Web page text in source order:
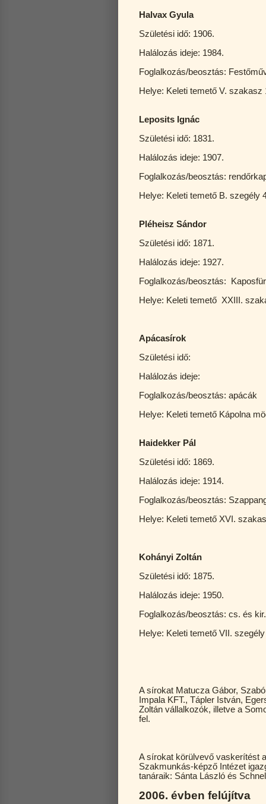
Halvax Gyula
Születési idő: 1906.
Halálozás ideje: 1984.
Foglalkozás/beosztás:
Helye: Keleti temető V. szakasz
Leposits Ignác
Születési idő: 1831.
Halálozás ideje: 1907.
Foglalkozás/beosztás:
Helye: Keleti temető B.
Pléheisz Sándor
Születési idő: 1871.
Halálozás ideje: 1927.
Foglalkozás/beosztás:
Helye: Keleti temető XXIII.
Apácasírok
Születési idő:
Halálozás ideje:
Foglalkozás/beosztás: apácák
Helye: Keleti temető Kápolna
Haidekker Pál
Születési idő: 1869.
Halálozás ideje: 1914.
Foglalkozás/beosztás:
Helye: Keleti temető XVI.
Kohányi Zoltán
Születési idő: 1875.
Halálozás ideje: 1950.
Foglalkozás/beosztás: cs. és
Helye: Keleti temető VII. szegély
A sírokat Matucza Gábor,
Impala KFT., Tápler István,
Zoltán vállalkozók, illetve a
fel.
A sírokat körülvevő vaskerítést
Szakmunkás-képző Intézet
tanáraik: Sánta László és
2006. évben felújítva